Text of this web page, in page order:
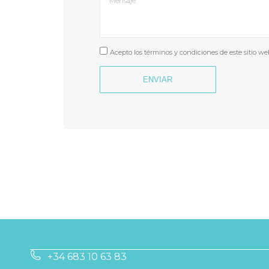
Acepto los términos y condiciones de este sitio
ENVIAR
+34 683 10 63 83